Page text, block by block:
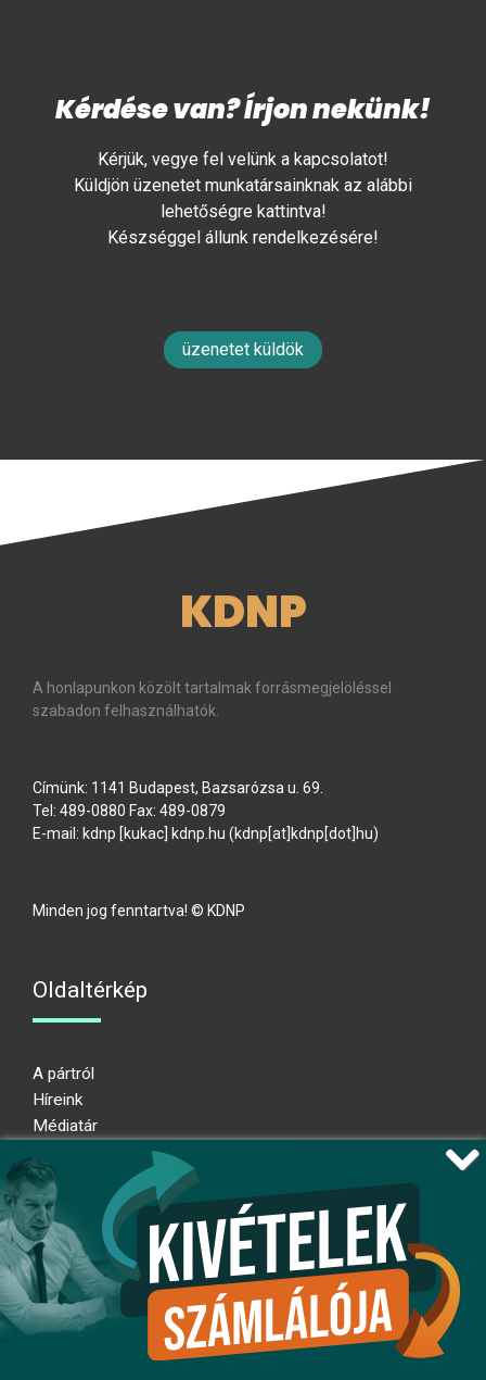
Kérdése van? Írjon nekünk!
Kérjük, vegye fel velünk a kapcsolatot!
Küldjön üzenetet munkatársainknak az alábbi
lehetőségre kattintva!
Készséggel állunk rendelkezésére!
üzenetet küldök
KDNP
A honlapunkon közölt tartalmak forrásmegjelöléssel
szabadon felhasználhatók.
Címünk: 1141 Budapest, Bazsarózsa u. 69.
Tel: 489-0880 Fax: 489-0879
E-mail: kdnp [kukac] kdnp hu (kdnp[at]kdnp[dot]hu)
Minden jog fenntartva! © KDNP
Oldaltérkép
A pártról
Híreink
Médiatár
Adatkezelési nyilatkozat
Átláthatósági nyilatkozat
Ugrás az oldal tetejére
Kövessen minket!